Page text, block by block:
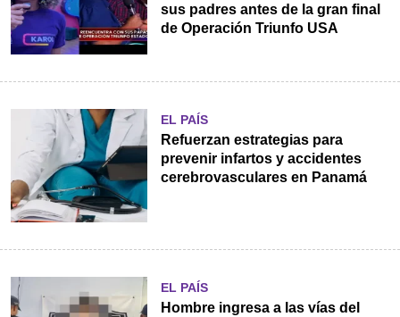
sus padres antes de la gran final
de Operación Triunfo USA
EL PAÍS
Refuerzan estrategias para
prevenir infartos y accidentes
cerebrovasculares en Panamá
EL PAÍS
Hombre ingresa a las vías del